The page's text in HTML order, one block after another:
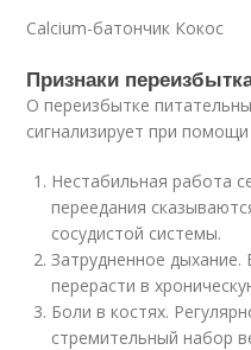
Calcium-батончик Кокос
Признаки
О переизбытке
сигнализирует при
Нестабильная работа
переедания
сосудистой системы.
Затрудненное
перерасти в
Боли в костях.
стремительный набор